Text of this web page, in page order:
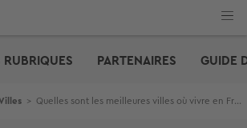
RUBRIQUES PARTENAIRES GUIDE
> Quelles sont les meilleures villes où vivre en France en 2026 ? Le nouveau classement